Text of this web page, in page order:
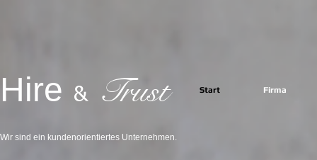
Hire & Trust Start Firma
Wir sind ein kundenorientiertes Unternehmen.